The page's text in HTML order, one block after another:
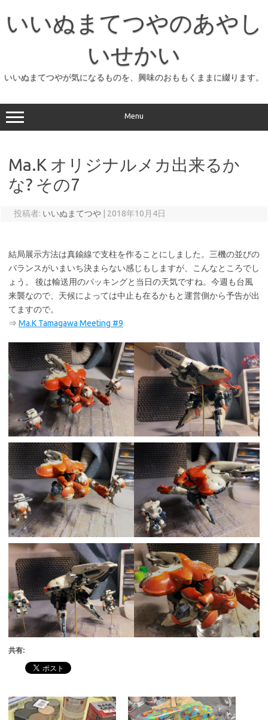
プ
いいぬまてつやのあやし
いせかい
いいぬまてつやが気になるものを、興味のおももくままに綴ります。
Menu
Ma.K オリジナルメカ出来るか
な? その7
投稿者: いいぬまてつや 2018年10月4日
結局展示方法は真鍮線で支柱を作ることにしました。三機の並びの
バランスがいまいち決まらない感じもしますが、こんなところでし
ょう。 後は輸送用のパッキングと当日の天気ですね。今週も台風
来襲なので、天候によっては中止も在るかもと運営側から予告が出
てますので。
⇒ Ma.K Tamagawa Meeting #9
共有: